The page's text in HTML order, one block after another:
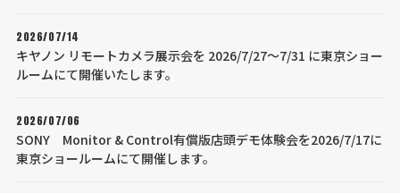
2026/07/14
キヤノン リモートカメラ展示会を 2026/7/27～7/31 に東京ショー
ルームにて開催いたします。
2026/07/06
SONY Monitor & Control有償版店頭デモ体験会を2026/7/17に
東京ショールームにて開催します。